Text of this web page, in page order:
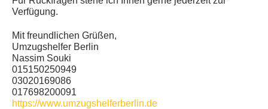
Verfügung.
Mit freundlichen Grüßen,
Umzugshelfer Berlin
Nassim Souki
015150250949
03020169086
017698200091
https://www.umzugshelferberlin.de